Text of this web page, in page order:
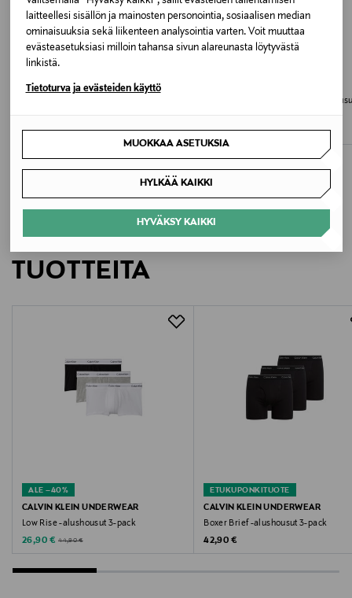
laitteellesi sisällön ja mainosten personointia, sosiaalisen median
ominaisuuksia sekä liikenteen analysointia varten. Voit muuttaa
evästeasetuksiasi milloin tahansa sivun alareunasta löytyvästä
linkistä.
Tietoturva ja evästeiden käyttö
MUOKKAA ASETUKSIA
HYLKÄÄ KAIKKI
HYVÄKSY KAIKKI
Valmistusmaa
Bangladesh
Valmistajan tuotenumero
Calvin Klein Europe B.V.
Valmistajan osoite
Danzigerkade 165, 1013 AP Amsterdam, Netherlands
Digitaalinen osoite
alushousut, bokserit, miesten alusvaatteet, mukavat,
hengittävät, bokserit, Calvin Klein
ETUKUPONKITUOTE
CALVIN KLEIN UNDERWEAR
Original Price
44,90 €
Relaxed Dart Boxer Briefs -
Original Price
44,90 €
LISÄÄ KIINNOSTAVIA
TUOTTEITA
ALE –40%
CALVIN KLEIN UNDERWEAR
Low Rise -alushousut 3-pack
Discounted Price
26,90 € Original Price
44,90 €
ETUKUPONKITUOTE
CALVIN KLEIN UNDERWEAR
Boxer Brief -alushousut 3-pack
Original Price
42,90 €